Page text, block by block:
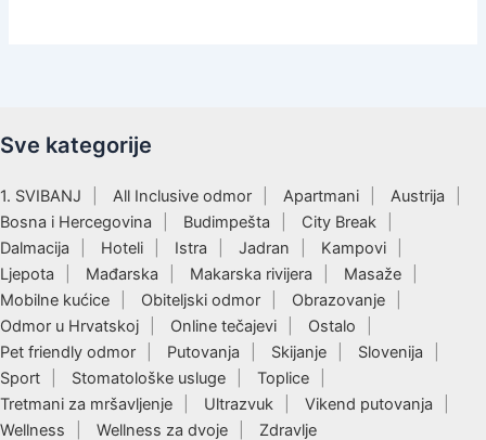
Sve kategorije
1. SVIBANJ All Inclusive odmor Apartmani
Austrija
Bosna i Hercegovina
Budimpešta
City Break
Dalmacija
Hoteli Istra Jadran
Kampovi
Ljepota
Mađarska Makarska rivijera
Masaže
Mobilne kućice
Obiteljski odmor
Obrazovanje
Odmor u Hrvatskoj
Online tečajevi
Ostalo
Pet friendly odmor
Putovanja Skijanje
Slovenija
Sport
Stomatološke usluge
Toplice
Tretmani za mršavljenje
Ultrazvuk
Vikend putovanja
Wellness
Wellness za dvoje Zdravlje